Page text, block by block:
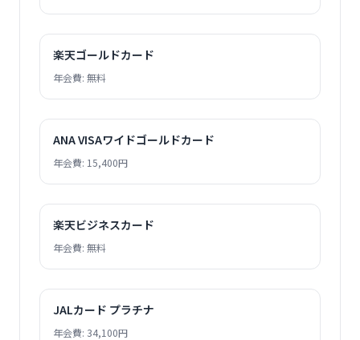
楽天ゴールドカード
年会費: 無料
ANA VISAワイドゴールドカード
年会費: 15,400円
楽天ビジネスカード
年会費: 無料
JALカード プラチナ
年会費: 34,100円